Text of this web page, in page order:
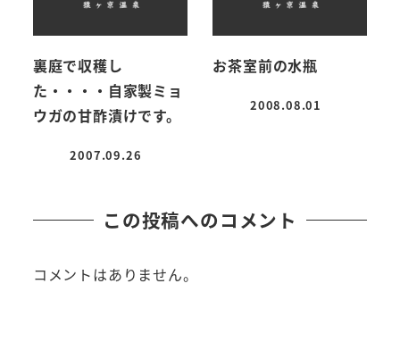
裏庭で収穫し
た・・・・自家製ミョ
ウガの甘酢漬けです。
投稿日
2007.09.26
お茶室前の水瓶
投稿日
2008.08.01
この投稿へのコメント
コメントはありません。